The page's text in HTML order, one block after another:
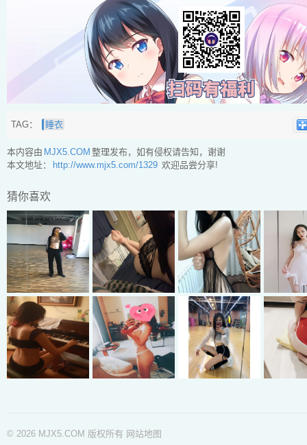
TAG： 睡衣
本内容由 MJX5.COM 整理发布，如有侵权请告知，谢谢
本文地址：
http://www.mjx5.com/1329 欢迎品尝分享!
猜你喜欢
© 2026 MJX5.COM 版权所有 网站地图